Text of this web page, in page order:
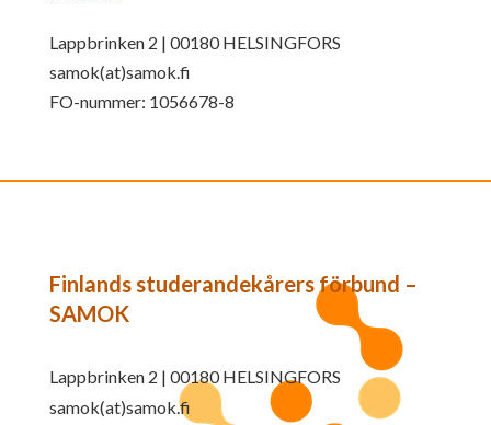
Lappbrinken 2 | 00180 HELSINGFORS
samok(at)samok.fi
FO-nummer: 1056678-8
Finlands studerandekårers förbund –
SAMOK
Lappbrinken 2 | 00180 HELSINGFORS
samok(at)samok.fi